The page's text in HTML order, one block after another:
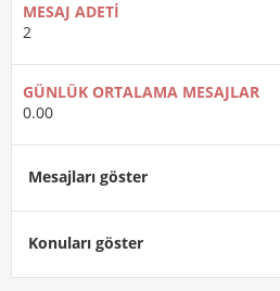
MESAJ ADETI
2
GÜNLÜK ORTALAMA MESAJLAR
0.00
Mesajları göster
Konuları göster